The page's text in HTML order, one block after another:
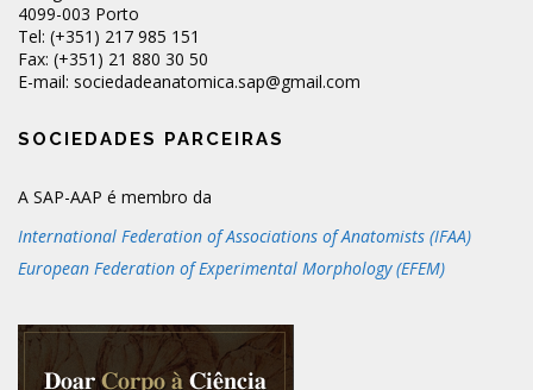
4099-003 Porto
Tel: (+351) 217 985 151
Fax: (+351) 21 880 30 50
E-mail: sociedadeanatomica.sap@gmail.com
SOCIEDADES PARCEIRAS
A SAP-AAP é membro da
International Federation of Associations of Anatomists (IFAA)
European Federation of Experimental Morphology (EFEM)